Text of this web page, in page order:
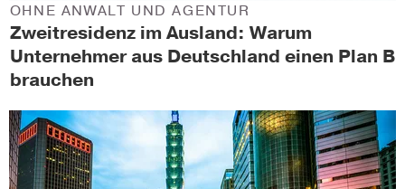
Zweitresidenz im Ausland: Warum
Unternehmer aus Deutschland einen Plan B
brauchen
OHNE ANWALT UND AGENTUR